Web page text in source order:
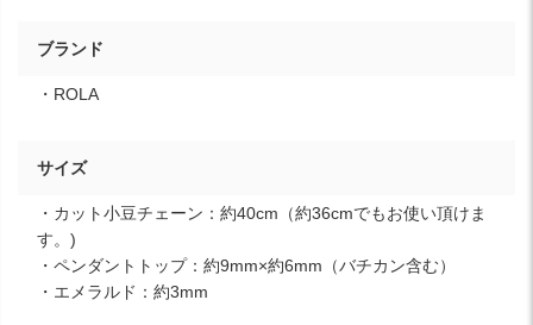
ブランド
・ROLA
サイズ
・カット小豆チェーン：約40cm（約36cmでもお使い頂けま
す。)
・ペンダントトップ：約9mm×約6mm（バチカン含む）
・エメラルド：約3mm